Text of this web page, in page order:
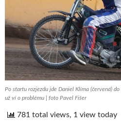
Po startu rozjezdu jde Daniel Klíma (červená)
už ví o problému | foto Pavel Fišer
781 total views, 1 view today